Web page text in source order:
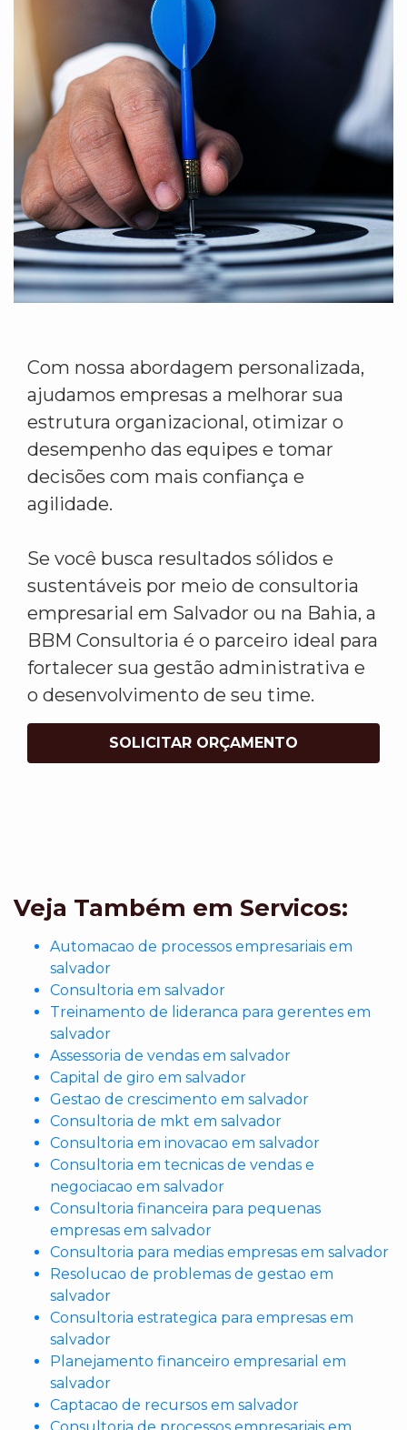
Com nossa abordagem personalizada,
ajudamos empresas a melhorar sua
estrutura organizacional, otimizar o
desempenho das equipes e tomar
decisões com mais confiança e
agilidade.
Se você busca resultados sólidos e
sustentáveis por meio de consultoria
empresarial em Salvador ou na Bahia, a
BBM Consultoria é o parceiro ideal para
fortalecer sua gestão administrativa e
o desenvolvimento de seu time.
SOLICITAR ORÇAMENTO
Veja Também em Servicos:
Automacao de processos empresariais em
salvador
Consultoria em salvador
Treinamento de lideranca para gerentes em
salvador
Assessoria de vendas em salvador
Capital de giro em salvador
Gestao de crescimento em salvador
Consultoria de mkt em salvador
Consultoria em inovacao em salvador
Consultoria em tecnicas de vendas e
negociacao em salvador
Consultoria financeira para pequenas
empresas em salvador
Consultoria para medias empresas em salvador
Resolucao de problemas de gestao em
salvador
Consultoria estrategica para empresas em
salvador
Planejamento financeiro empresarial em
salvador
Captacao de recursos em salvador